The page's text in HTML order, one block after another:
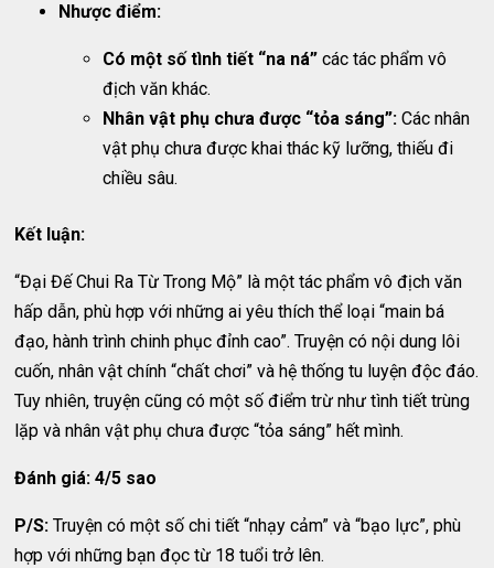
Nhược điểm:
Có một số tình tiết “na ná” các tác phẩm vô
địch văn khác.
Nhân vật phụ chưa được “tỏa sáng”: Các nhân
vật phụ chưa được khai thác kỹ lưỡng, thiếu đi
chiều sâu.
Kết luận:
“Đại Đế Chui Ra Từ Trong Mộ” là một tác phẩm vô địch văn
hấp dẫn, phù hợp với những ai yêu thích thể loại “main bá
đạo, hành trình chinh phục đỉnh cao”. Truyện có nội dung lôi
cuốn, nhân vật chính “chất chơi” và hệ thống tu luyện độc đáo.
Tuy nhiên, truyện cũng có một số điểm trừ như tình tiết trùng
lặp và nhân vật phụ chưa được “tỏa sáng” hết mình.
Đánh giá: 4/5 sao
P/S: Truyện có một số chi tiết “nhạy cảm” và “bạo lực”, phù
hợp với những bạn đọc từ 18 tuổi trở lên.